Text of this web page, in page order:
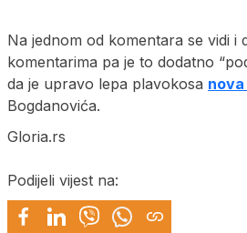
Na jednom od komentara se vidi i
komentarima pa je to dodatno
da je upravo lepa plavokosa
Bogdanovića.
Gloria.rs
Podijeli vijest na: